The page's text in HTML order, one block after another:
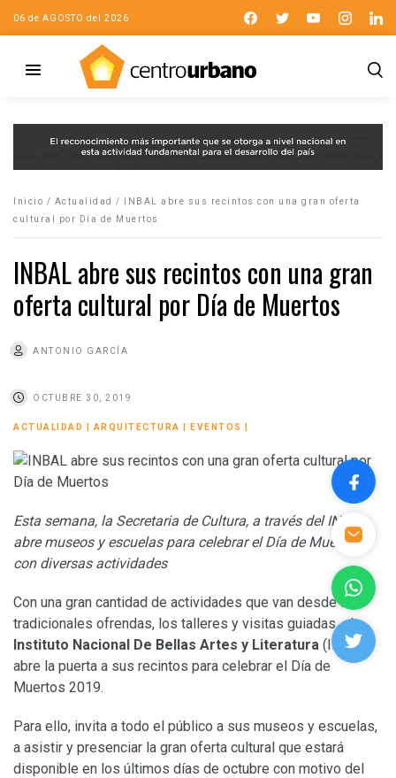
06 de AGOSTO del 2026
Inicio / Actualidad /
INBAL abre sus recintos con una gran oferta
cultural por Día de Muertos
INBAL abre sus recintos con una gran
oferta cultural por Día de Muertos
ANTONIO GARCÍA
OCTUBRE 30, 2019
ACTUALIDAD ARQUITECTURA EVENTOS
Esta semana, la Secretaria de Cultura, a través del INBAL,
abre museos y escuelas para celebrar el Día de Muertos
con diversas actividades
Con una gran cantidad de actividades que van desde las
tradicionales ofrendas, los talleres y visitas guiadas, el
Instituto Nacional De Bellas Artes y Literatura (INBAL),
abre la puerta a sus recintos para celebrar el Día de
Muertos 2019.
Para ello, invita a todo el público a sus museos y escuelas,
a asistir y presenciar la gran oferta cultural que estará
disponible en los últimos días de octubre con motivo del